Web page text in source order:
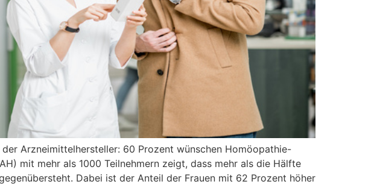
Arzneimittelhersteller: 60 Prozent wünschen Homöopathie-
mit mehr als 1000 Teilnehmern zeigt, dass mehr als die Hälfte
Dabei ist der Anteil der Frauen mit 62 Prozent höher